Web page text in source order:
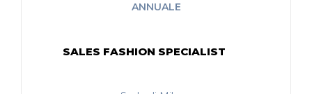
ANNUALE
SALES FASHION SPECIALIST